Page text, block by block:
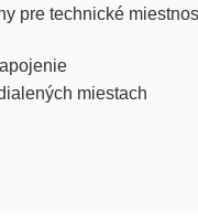
pre technické
miestach